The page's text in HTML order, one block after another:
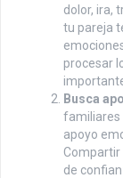
dolor, ira,
tu pareja
procesar
Busca
familiares
apoyo
Compartir
de